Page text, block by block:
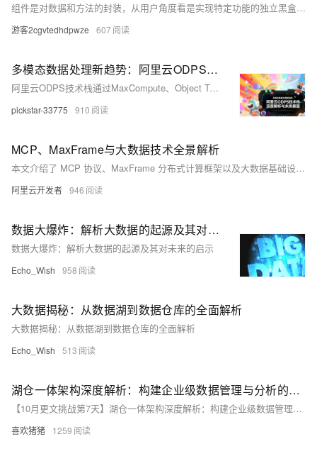
组件是对数据和方法的封装，从用户角度看是实现特定功能的独立黑盒子，能够有效完成任务。组件，也常被称作封装体，是对数据和方法的简洁封装形式。从用户的角度来看，它就像是一个实现了特定功能的黑盒子，具备输入和输出接口，能够独立完成某些任务。
游客2cgvtedhdpwze 607
多模态数据处理新趋势：阿里云ODPS技术栈深度解析与未来展望
阿里云ODPS技术栈通过MaxCompute、Object Table与MaxFrame等核心组件，实现了多模态数据的高效处理与智能分析。该架构支持结构化与非结构化数据的统一管理，并深度融合AI能力，显著降低了分布式计算门槛，推动企业数字化转型。未来，其在智慧城市、数字医疗、智能制造等领域具有广泛应用前景。
pickstar-33775 910
MCP、MaxFrame与大数据技术全景解析
本文介绍了 MCP 协议、MaxFrame 分布式计算框架以及大数据基础设施建设的相关内容。MCP（Model Context Protocol）是一种开源协议，旨在解决 AI 大模型与外部数据源及工具的集成问题，被比喻为大模型的“USB 接口”，通过统一交互方式降低开发复杂度。其核心架构包括 Client、Server、Tool 和 Schema 四个关键概念，并在百炼平台中得到实践应用。MaxFrame 是基于 Python 的高性能分布式计算引擎，支持多模态数据处理与 AI 集成，结合 MaxCompute 提供端到端的数据处理能力。
阿里云开发者 946
数据大爆炸：解析大数据的起源及其对未来的启示
数据大爆炸：解析大数据的起源及其对未来的启示
Echo_Wish 958
大数据揭秘：从数据湖到数据仓库的全面解析
大数据揭秘：从数据湖到数据仓库的全面解析
Echo_Wish 513
湖仓一体架构深度解析：构建企业级数据管理与分析的新基石
【10月更文挑战第7天】湖仓一体架构深度解析：构建企业级数据管理与分析的新基石
喜欢猪猪 1259